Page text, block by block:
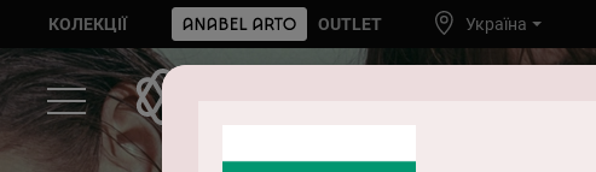
КОЛЕКЦІЇ OUTLET Україна